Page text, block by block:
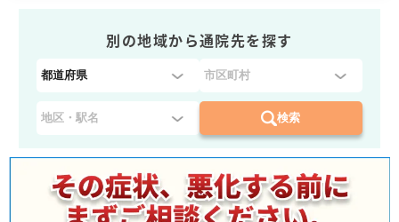
別の地域から通院先を探す
都
県
を
選
択
検索